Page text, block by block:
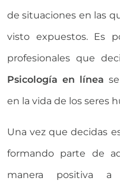
de situaciones en las
visto expuestos. Es
profesionales que
Psicología en línea
en la vida de los seres
Una vez que decidas
formando parte de
manera positiva a